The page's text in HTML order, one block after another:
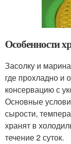
Особенности
Засолку и
где прохладно и
консервацию с
Основные
сырости,
хранят в
течение 2 суток.